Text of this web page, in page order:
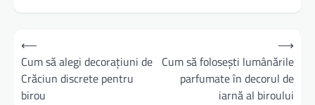
Navigare
în
articole
⟵
Cum să alegi decorațiuni de
Crăciun discrete pentru
birou
Cum să folosești lumânările
parfumate în decorul de
iarnă al biroului
⟶